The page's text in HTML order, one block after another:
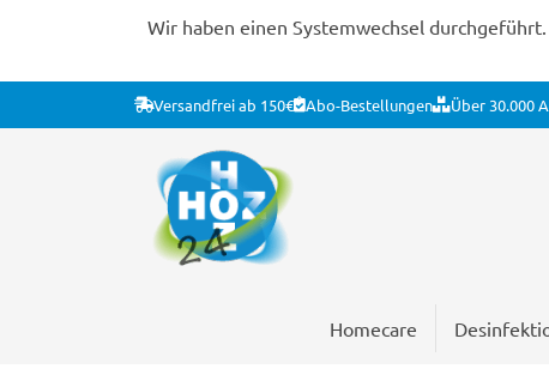
Wir haben einen Systemwechsel
Versandfrei ab 150€ Abo-Bestellungen Über 30.000
Homecare